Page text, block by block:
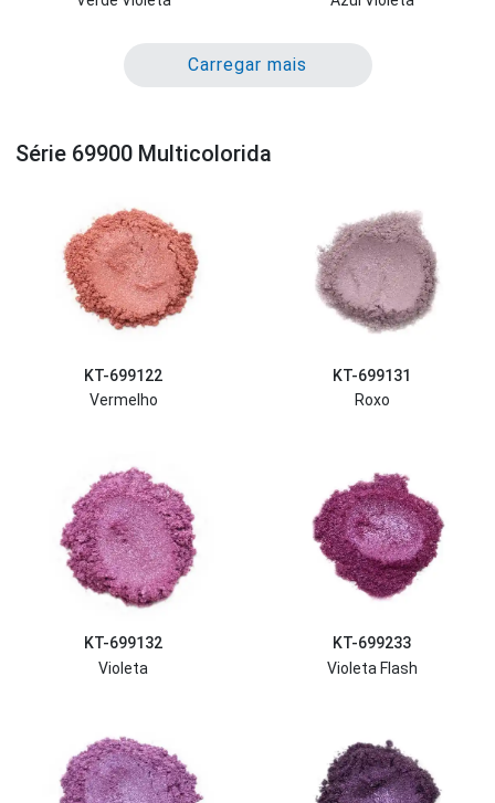
Carregar mais
Série 69900 Multicolorida
KT-699122
Vermelho
KT-699131
Roxo
KT-699132
Violeta
KT-699233
Violeta Flash